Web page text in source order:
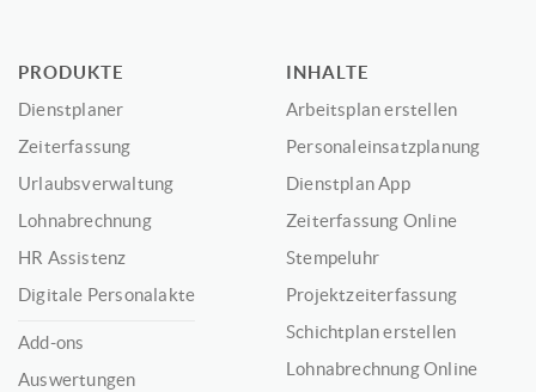
PRODUKTE
Dienstplaner
Zeiterfassung
Urlaubsverwaltung
Lohnabrechnung
HR Assistenz
Digitale Personalakte
Add-ons
Auswertungen
INHALTE
Arbeitsplan erstellen
Personaleinsatzplanung
Dienstplan App
Zeiterfassung Online
Stempeluhr
Projektzeiterfassung
Schichtplan erstellen
Lohnabrechnung Online